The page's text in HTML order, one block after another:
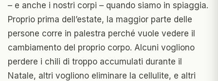
– e anche i nostri corpi – quando siamo in spiaggia.
Proprio prima dell’estate, la maggior parte delle
persone corre in palestra perché vuole vedere il
cambiamento del proprio corpo. Alcuni vogliono
perdere i chili di troppo accumulati durante il
Natale, altri vogliono eliminare la cellulite, e altri